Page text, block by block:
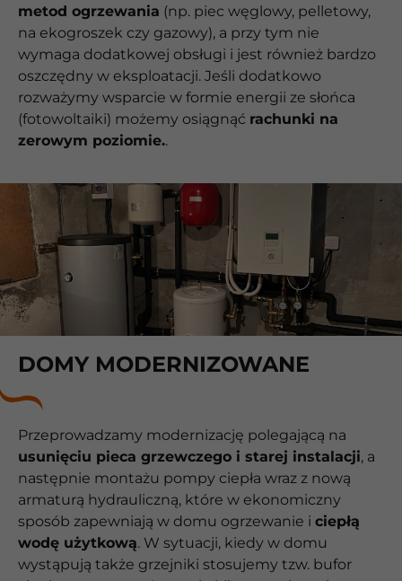
metod ogrzewania (np. piec węglowy, pelletowy,
na ekogroszek czy gazowy), a przy tym nie
wymaga dodatkowej obsługi i jest również bardzo
oszczędny w eksploatacji. Jeśli dodatkowo
rozważymy wsparcie w formie energii ze słońca
(fotowoltaiki) możemy osiągnąć rachunki na
zerowym poziomie..
DOMY MODERNIZOWANE
Przeprowadzamy modernizację polegającą na
usunięciu pieca grzewczego i starej instalacji, a
następnie montażu pompy ciepła wraz z nową
armaturą hydrauliczną, które w ekonomiczny
sposób zapewniają w domu ogrzewanie i ciepłą
wodę użytkową. W sytuacji, kiedy w domu
wystąpują także grzejniki stosujemy tzw. bufor